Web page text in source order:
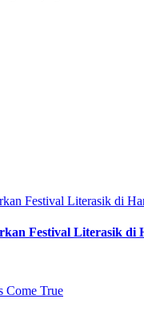
Festival Literasik